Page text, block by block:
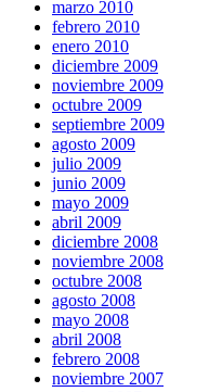
marzo 2010
febrero 2010
enero 2010
diciembre 2009
noviembre 2009
octubre 2009
septiembre 2009
agosto 2009
julio 2009
junio 2009
mayo 2009
abril 2009
diciembre 2008
noviembre 2008
octubre 2008
agosto 2008
mayo 2008
abril 2008
febrero 2008
noviembre 2007